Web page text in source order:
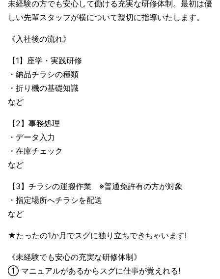
未経験の方でも安心して働ける充実な研修体制。最初は優
しい先輩スタッフが横について親切に指導いたします。
《入社後の流れ》
【1】座学・実践研修
・納品チラシの種類
・折り機の基礎知識
など
【2】事務処理
・データ入力
・在庫チェック
など
【3】チラシの運搬作業 ※普通免許有の方が対象
・指定場所へチラシを配送
など
★たったの1か月でスグに独り立ちできちゃいます!
《未経験でも安心の充実な研修体制》
① マニュアルがあるからスグに仕事が覚えれる!